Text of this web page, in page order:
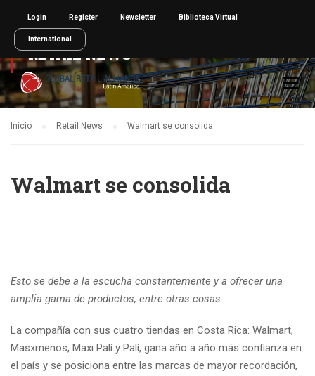
Login Register Newsletter Biblioteca Virtual
International
RETAIL NEWS
Inicio Retail News Walmart se consolida
Walmart se consolida
Esto se debe a la escucha constantemente y a ofrecer una
amplia gama de productos, entre otras cosas.
La compañía con sus cuatro tiendas en Costa Rica: Walmart,
Masxmenos, Maxi Palí y Palí, gana año a año más confianza en
el país y se posiciona entre las marcas de mayor recordación,